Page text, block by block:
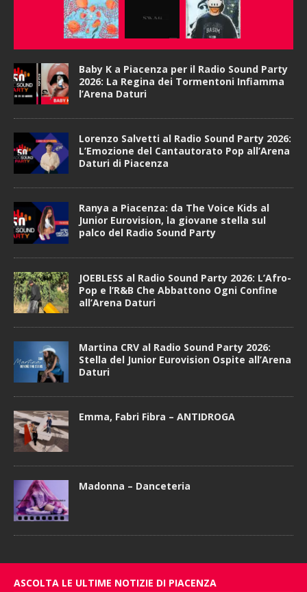
Baby K a Piacenza per il Radio Sound Party
2026: La Regina dei Tormentoni Infiamma
l’Arena Daturi
Lorenzo Salvetti al Radio Sound Party 2026:
L’Emozione del Cantautorato Pop all’Arena
Daturi di Piacenza
Ranya a Piacenza: da The Voice Kids al
Junior Eurovision, la giovane stella sul
palco del Radio Sound Party
JOEBLESS al Radio Sound Party 2026: L’Afro-
Pop e l’R&B Che Abbattono Ogni Confine
all’Arena Daturi
Martina CRV al Radio Sound Party 2026:
Stella del Junior Eurovision Ospite all’Arena
Daturi
Emma, Fabri Fibra – ANTIDROGA
Madonna – Danceteria
ASCOLTA LE ULTIME NOTIZIE DI PIACENZA